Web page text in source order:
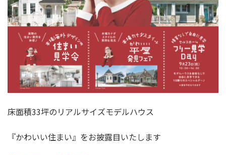
床面積33坪のリアルサイズモデルハウス
『かわいい住まい』をお披露目いたします